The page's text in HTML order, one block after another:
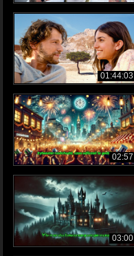
01:44:03
02:57
03:00